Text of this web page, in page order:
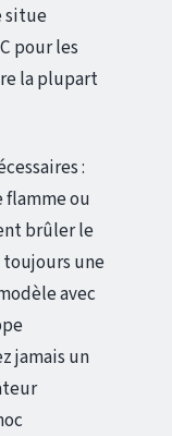
situe
pour les
la plupart
:
ou
brûler le
toujours une
avec
jamais un